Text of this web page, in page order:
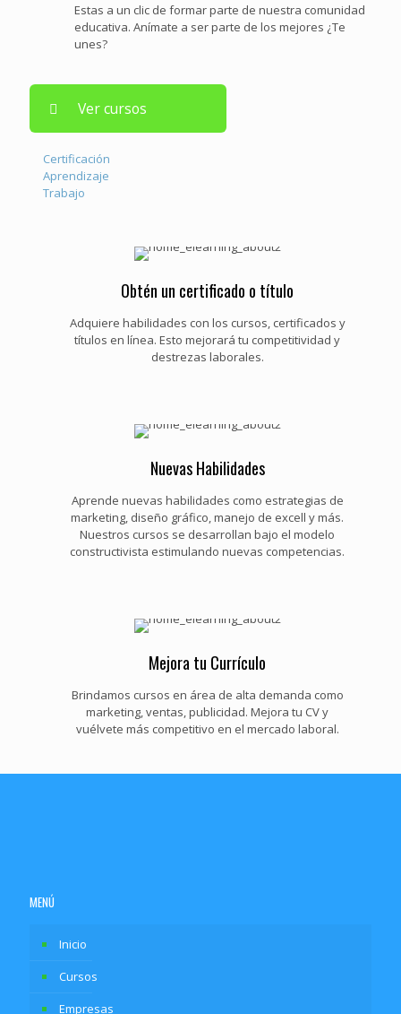
Estas a un clic de formar parte de nuestra comunidad
educativa. Anímate a ser parte de los mejores ¿Te
unes?
Ver cursos
Certificación
Aprendizaje
Trabajo
Obtén un certificado o título
Adquiere habilidades con los cursos, certificados y
títulos en línea. Esto mejorará tu competitividad y
destrezas laborales.
Nuevas Habilidades
Aprende nuevas habilidades como estrategias de
marketing, diseño gráfico, manejo de excell y más.
Nuestros cursos se desarrollan bajo el modelo
constructivista estimulando nuevas competencias.
Mejora tu Currículo
Brindamos cursos en área de alta demanda como
marketing, ventas, publicidad. Mejora tu CV y
vuélvete más competitivo en el mercado laboral.
MENÚ
Inicio
Cursos
Empresas